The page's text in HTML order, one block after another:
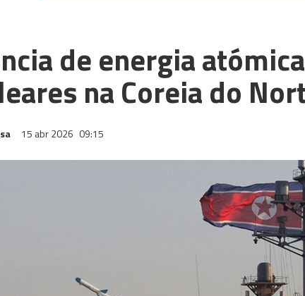
de energia
na Coreia do
15 abr 2026 09:15